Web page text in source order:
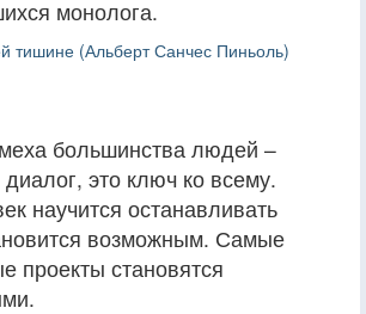
монолога.
тишине (Альберт Санчес Пиньоль)
большинства людей –
это ключ ко всему.
научится останавливать
возможным. Самые
проекты становятся